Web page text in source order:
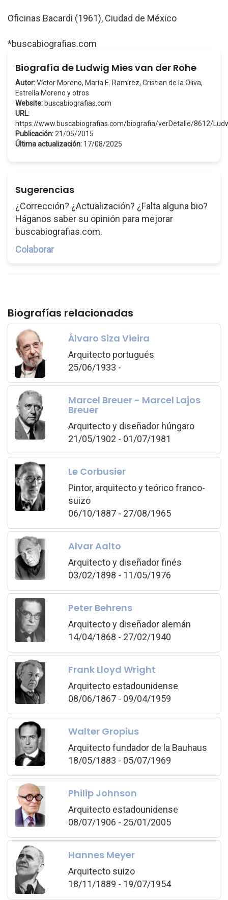
Oficinas Bacardi (1961), Ciudad de México
*buscabiografias.com
Biografía de Ludwig Mies van der Rohe
Autor:Víctor Moreno, María E. Ramírez, Cristian de la Oliva,
Estrella Moreno y otros
Website: buscabiografias.com
URL:
https://www.buscabiografias.com/biografia/verDetalle/8612/
Publicación: 21/05/2015
Última actualización: 17/08/2025
Sugerencias
¿Corrección? ¿Actualización? ¿Falta alguna bio?
Háganos saber su opinión para mejorar
buscabiografias.com.
Colaborar
Biografías relacionadas
Álvaro Siza Vieira
Arquitecto portugués
25/06/1933 -
Marcel Breuer - Marcel Lajos
Breuer
Arquitecto y diseñador húngaro
21/05/1902 - 01/07/1981
Le Corbusier
Pintor, arquitecto y teórico franco-
suizo
06/10/1887 - 27/08/1965
Alvar Aalto
Arquitecto y diseñador finés
03/02/1898 - 11/05/1976
Peter Behrens
Arquitecto y diseñador alemán
14/04/1868 - 27/02/1940
Frank Lloyd Wright
Arquitecto estadounidense
08/06/1867 - 09/04/1959
Walter Gropius
Arquitecto fundador de la Bauhaus
18/05/1883 - 05/07/1969
Philip Johnson
Arquitecto estadounidense
08/07/1906 - 25/01/2005
Hannes Meyer
Arquitecto suizo
18/11/1889 - 19/07/1954